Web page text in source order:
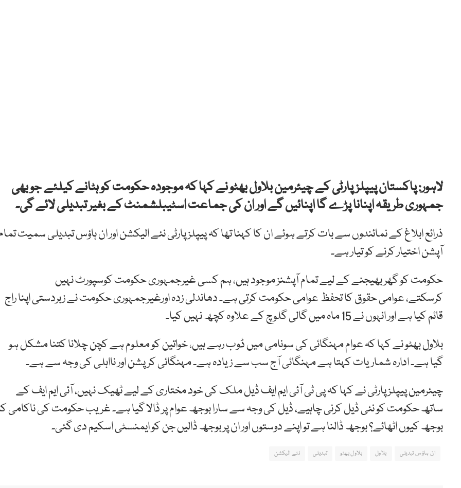
لاہور: پاکستان پیپلزپارٹی کے چیئرمین بلاول بھٹو نے کہا کہ موجودہ حکومت کو ہٹانے کیلئے جو بھی
جمہوری طریقہ اپنانا پڑے گا اپنائیں گے اور ان کی جماعت اسٹیبلشمنٹ کے بغیر تبدیلی لائے گی۔
ذرائع ابلاغ کے نمائندوں سے بات کرتے ہوئے ان کا کہنا تھا کہ پیپلزپارٹی نئے الیکشن اور ان ہاؤس تبدیلی سمیت
آپشن اختیار کرنے کو تیار ہے۔
حکومت کو گھر بھیجنے کے لیے تمام آپشنز موجود ہیں، ہم کسی غیرجمہوری حکومت کوسپورٹ نہیں
کرسکتے، عوامی حقوق کا تحفظ عوامی حکومت کرتی ہے۔ دھاندلی زدہ اورغیرجمہوری حکومت نے زبردستی اپنا راج
قائم کیا ہے اور انہوں نے 15 ماہ میں گالی گلوچ کے علاوہ کچھ نہیں کیا۔
بلاول بھٹو نے کہا کہ عوام مہنگائی کی سونامی میں ڈوب رہے ہیں، خواتین کو معلوم ہے کچن چلانا کتنا مشکل ہو
گیا ہے۔ ادارہ شماریات کہتا ہے مہنگائی آج سب سے زیادہ ہے۔ مہنگائی کرپشن اور نااہلی کی وجہ سے ہے۔
چیئرمین پیپلزپارٹی نے کہا کہ پی ٹی آئی ایم ایف ڈیل ملک کی خود مختاری کے لیے ٹھیک نہیں، آئی ایم ایف کے
ساتھ حکومت کو نئی ڈیل کرنی چاہیے، ڈیل کی وجہ سے سارا بوجھ عوام پر ڈالا گیا ہے۔ غریب حکومت کی ناکامی
بوجھ کیوں اٹھائے؟ بوجھ ڈالنا ہے تو اپنے دوستوں اور ان پر بوجھ ڈالیں جن کو ایمنسٹی اسکیم دی گئی۔
ان ہاؤس تبدیلی بلاول بلاول بھٹو تبدیلی نئے الیکشن